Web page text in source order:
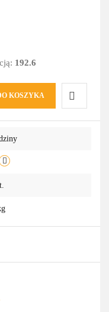
192.6
KOSZYKA
Do